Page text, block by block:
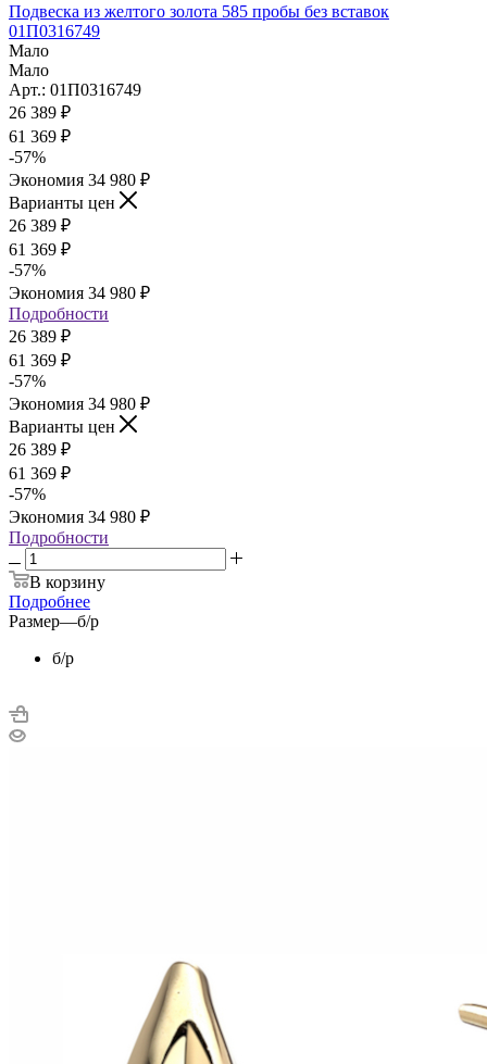
Подвеска из желтого золота 585 пробы без вставок
01П0316749
Мало
Мало
Арт.: 01П0316749
26 389 ₽
61 369 ₽
-57%
Экономия 34 980 ₽
Варианты цен
26 389 ₽
61 369 ₽
-57%
Экономия 34 980 ₽
Подробности
26 389 ₽
61 369 ₽
-57%
Экономия 34 980 ₽
Варианты цен
26 389 ₽
61 369 ₽
-57%
Экономия 34 980 ₽
Подробности
В корзину
Подробнее
Размер—б/р
б/р